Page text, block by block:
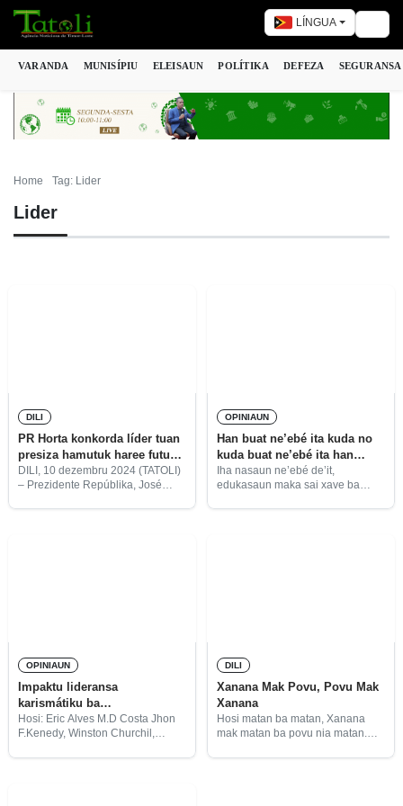
LÍNGUA
VARANDA MUNISÍPIU ELEISAUN POLÍTIKA DEFEZA SEGURANSA
Home Tag: Lider
Lider
DILI
PR Horta konkorda líder tuan
presiza hamutuk haree futuru
nasaun
DILI, 10 dezembru 2024 (TATOLI)
– Prezidente Repúblika, José
OPINIAUN
Han buat ne’ebé ita kuda no
kuda buat ne’ebé ita han
“Tenke promove edukasaun
rai-laran”
Iha nasaun ne’ebé de’it,
edukasaun maka sai xave ba
OPINIAUN
Impaktu lideransa
karismátiku ba
dezenvolvimentu
Hosi: Eric Alves M.D Costa Jhon
F.Kenedy, Winston Churchil,
DILI
Xanana Mak Povu, Povu Mak
Xanana
Hosi matan ba matan, Xanana
mak matan ba povu nia matan.